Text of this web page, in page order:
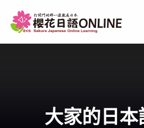
大家的日本